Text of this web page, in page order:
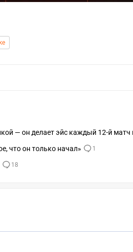
— он делает эйс каждый 12-й матч
что он только начал» 1
18